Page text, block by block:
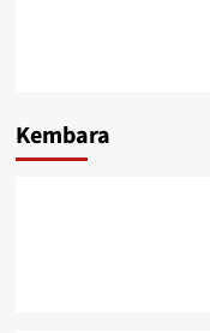
Kembara